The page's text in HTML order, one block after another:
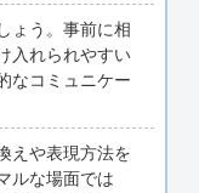
ょう。事前に相
入れられやすい
なコミュニケー
えや表現方法を
ルな場面では